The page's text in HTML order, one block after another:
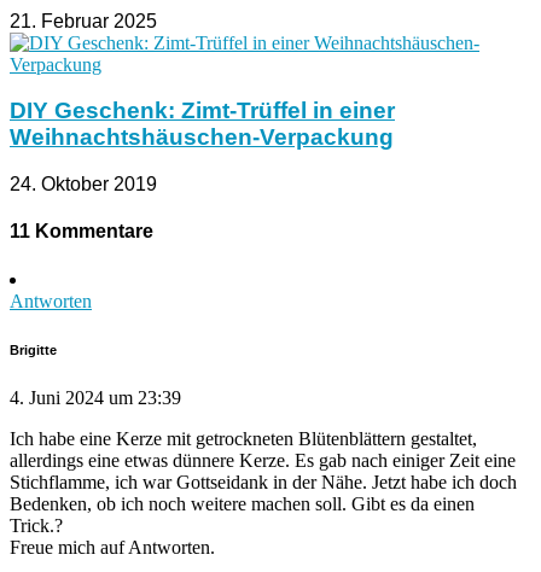
21. Februar 2025
DIY Geschenk: Zimt-Trüffel in einer
Weihnachtshäuschen-Verpackung
24. Oktober 2019
11 Kommentare
Antworten
Brigitte
4. Juni 2024 um 23:39
Ich habe eine Kerze mit getrockneten Blütenblättern gestaltet,
allerdings eine etwas dünnere Kerze. Es gab nach einiger Zeit eine
Stichflamme, ich war Gottseidank in der Nähe. Jetzt habe ich doch
Bedenken, ob ich noch weitere machen soll. Gibt es da einen
Trick.?
Freue mich auf Antworten.